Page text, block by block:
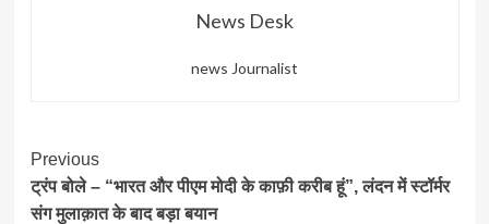
News Desk
news Journalist
Post
Navigation
Previous
ट्रंप बोले – “भारत और पीएम मोदी के काफ़ी करीब हूं”, लंदन में स्टॉर्मर
संग मुलाक़ात के बाद बड़ा बयान